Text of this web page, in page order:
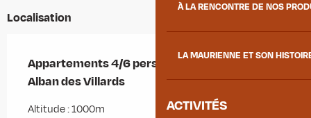
À LA RENCONTRE DE NOS
LA MAURIENNE ET SON
ACTIVITÉS
Localisation
Appartements 4/6 personnes - Mairie St
Alban des Villards
Altitude : 1000m